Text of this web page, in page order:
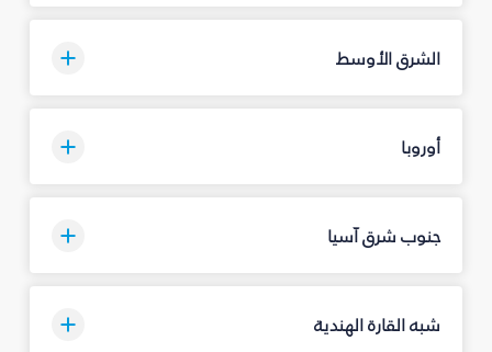
الشرق الأوسط
أوروبا
جنوب شرق آسيا
شبه القارة الهندية